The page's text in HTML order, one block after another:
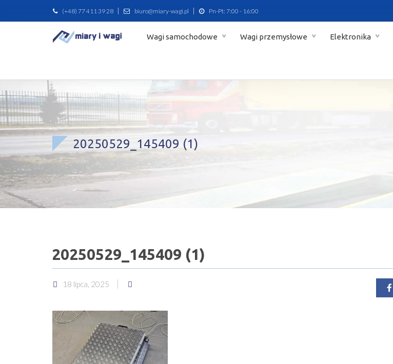
(+48) 77 411 39 28 biuro@miary-wagi.pl Pn-Pt: 7:00 - 16:00
Wagi samochodowe Wagi przemysłowe Elektronika
20250529_145409 (1)
20250529_145409 (1)
18 lipca, 2025